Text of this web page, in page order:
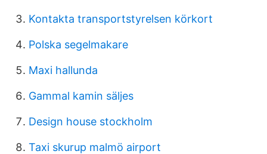
Kontakta transportstyrelsen körkort
Polska segelmakare
Maxi hallunda
Gammal kamin säljes
Design house stockholm
Taxi skurup malmö airport